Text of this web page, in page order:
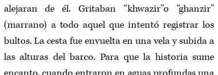
alejaran de él. Gritaban “khwazir”o “ghanzir”
(marrano) a todo aquel que intentó registrar los
bultos. La cesta fue envuelta en una vela y subida a
las alturas del barco. Para que la historia sume